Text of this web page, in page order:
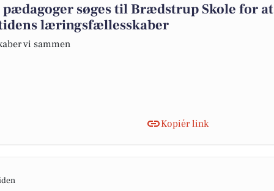
pædagoger søges til Brædstrup Skole for at
læringsfællesskaber
vi sammen
Kopiér link